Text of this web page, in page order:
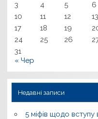
3
4 5 6
10
11 12 13
17
18 19
24
25 26
31
« Чер
Недавні записи
5 міфів щодо вступу